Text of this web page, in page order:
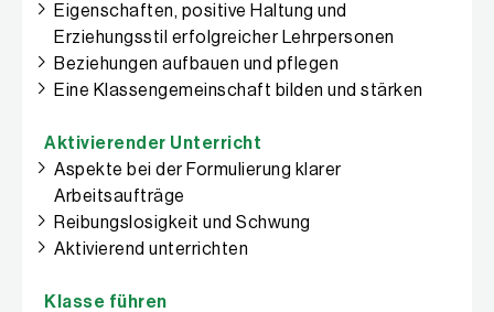
Eigenschaften, positive Haltung und
Erziehungsstil erfolgreicher Lehrpersonen
Beziehungen aufbauen und pflegen
Eine Klassengemeinschaft bilden und stärken
Aktivierender Unterricht
Aspekte bei der Formulierung klarer
Arbeitsaufträge
Reibungslosigkeit und Schwung
Aktivierend unterrichten
Klasse führen